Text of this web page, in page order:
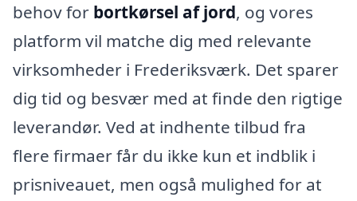
behov for bortkørsel af jord, og vores
platform vil matche dig med relevante
virksomheder i Frederiksværk. Det sparer
dig tid og besvær med at finde den rigtige
leverandør. Ved at indhente tilbud fra
flere firmaer får du ikke kun et indblik i
prisniveauet, men også mulighed for at